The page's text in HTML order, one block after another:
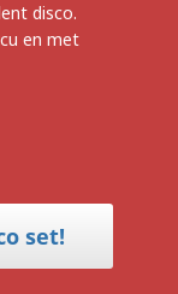
disco.
en met
set!